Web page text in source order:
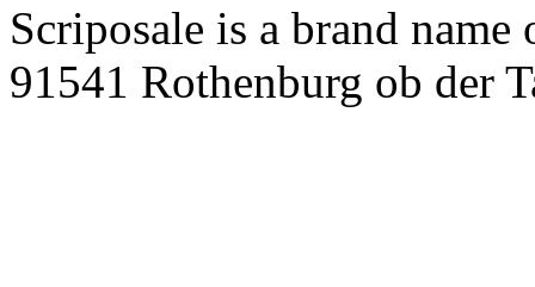
Scriposale is a brand
91541 Rothenburg ob der